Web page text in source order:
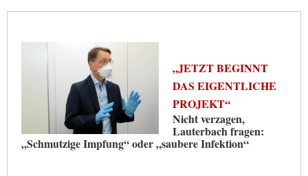
„JETZT BEGINNT
DAS EIGENTLICHE
PROJEKT“
Nicht verzagen,
Lauterbach fragen:
„Schmutzige Impfung“ oder „saubere Infektion“